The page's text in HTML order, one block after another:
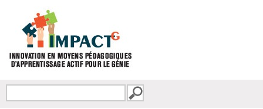
FORMULAIRE DE